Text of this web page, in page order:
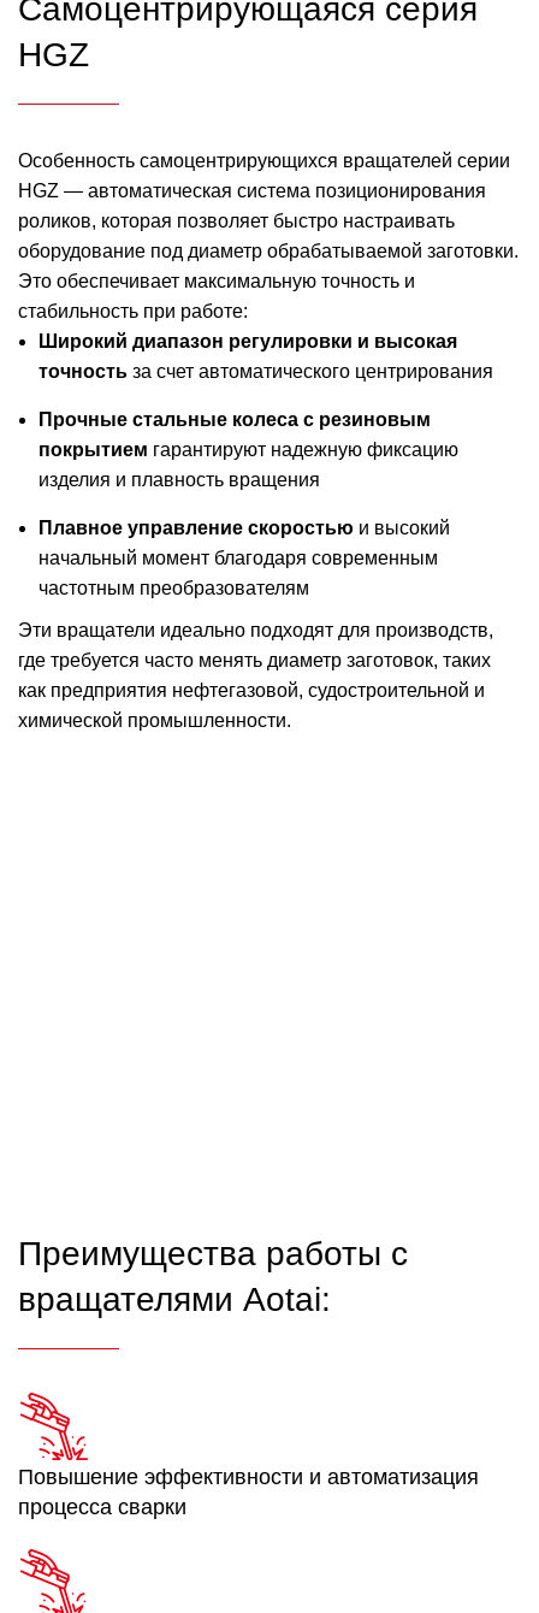
Самоцентрирующаяся серия
HGZ
Особенность самоцентрирующихся вращателей серии
HGZ — автоматическая система позиционирования
роликов, которая позволяет быстро настраивать
оборудование под диаметр обрабатываемой заготовки.
Это обеспечивает максимальную точность и
стабильность при работе:
Широкий диапазон регулировки и высокая
точность за счет автоматического центрирования
Прочные стальные колеса с резиновым
покрытием гарантируют надежную фиксацию
изделия и плавность вращения
Плавное управление скоростью и высокий
начальный момент благодаря современным
частотным преобразователям
Эти вращатели идеально подходят для производств,
где требуется часто менять диаметр заготовок, таких
как предприятия нефтегазовой, судостроительной и
химической промышленности.
Преимущества работы с
вращателями Aotai:
Повышение эффективности и автоматизация
процесса сварки